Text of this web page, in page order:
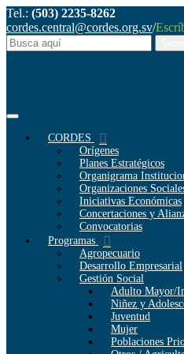
Tel.: (503) 2235-8262
cordes.central@cordes.org.sv/
CORDES
Orígenes
Planes Estratégicos
Organigrama
Organizaciones
Iniciativas Económicas
Concertaciones y
Convocatorias
Programas
Agropecuario
Desarrollo Empresarial
Gestión Social
Adulto Mayor/
Niñez y
Juventud
Mujer
Poblaciones